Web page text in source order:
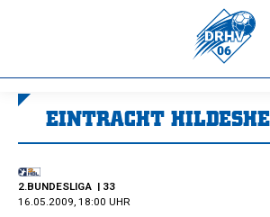
EINTRACHT
2.BUNDESLIGA | 33
16.05.2009, 18:00 UHR